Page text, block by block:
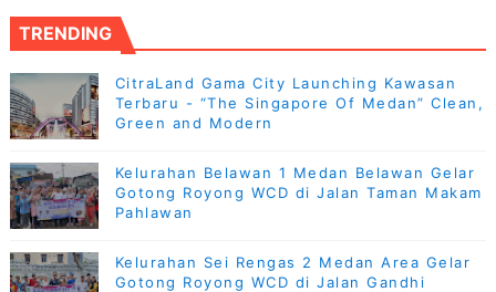
TRENDING
CitraLand Gama City Launching Kawasan
Terbaru - “The Singapore Of Medan” Clean,
Green and Modern
Kelurahan Belawan 1 Medan Belawan Gelar
Gotong Royong WCD di Jalan Taman Makam
Pahlawan
Kelurahan Sei Rengas 2 Medan Area Gelar
Gotong Royong WCD di Jalan Gandhi